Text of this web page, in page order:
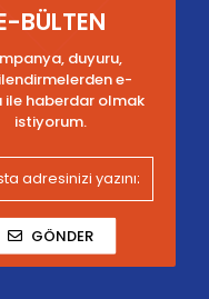
BÜLTEN
duyuru,
e-
ile haberdar olmak
istiyorum.
GÖNDER